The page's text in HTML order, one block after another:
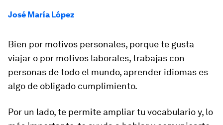
José María López
Bien por motivos personales, porque te gusta
viajar o por motivos laborales, trabajas con
personas de todo el mundo, aprender idiomas es
algo de obligado cumplimiento.
Por un lado, te permite ampliar tu vocabularioy, lo